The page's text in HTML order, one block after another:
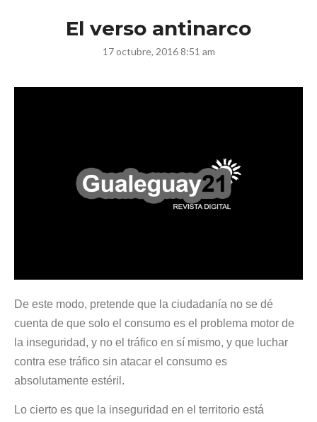
El verso antinarco
17 octubre, 2016 8:51 am
De este modo, pretende que la ciudadanía no se dé
cuenta de que solo el consumo es el problema motor de
la inseguridad, y no el tráfico en sí mismo, y que luchar
contra ese tráfico sin atacar el consumo es
absolutamente estéril.
Lo cierto es que la inseguridad en el territorio está